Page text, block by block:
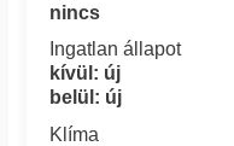
nincs
Ingatlan állapot
kívül: új
belül: új
Klíma